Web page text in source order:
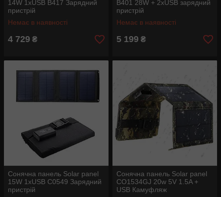
14W 1xUSB B417 Зарядний
пристрій
Немає в наявності
4 729 ₴
B401 28W + 2xUSB зарядний
пристрій
Немає в наявності
5 199 ₴
Сонячна панель Solar panel
15W 1xUSB C0549 Зарядний
пристрій
Сонячна панель Solar panel
CO1534GJ 20w 5V 1.5A +
USB Камуфляж